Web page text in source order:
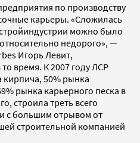
по производству
карьеры. «Сложилась
можно было
недорого», —
Игорь Левит,
время. К 2007 году ЛСР
50% рынка
рынка карьерного песка в
строила треть всего
с большим отрывом от
строительной компанией